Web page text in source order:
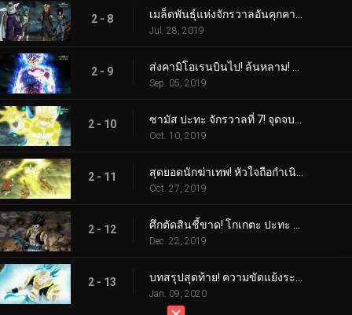
2 - 8
Jul. 28, 2019
2 - 9
Sep. 05, 2019
2 - 10
Oct. 10, 2019
2 - 11
Oct. 27, 2019
2 - 12
Dec. 22, 2019
2 - 13
Jan. 09, 2020